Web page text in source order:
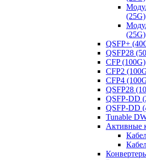
(25G)
(25G)
QSFP+
QSFP28
CFP (100G)
CFP2
CFP4
QSFP28
QSFP-DD
QSFP-DD
Tunable
Активные